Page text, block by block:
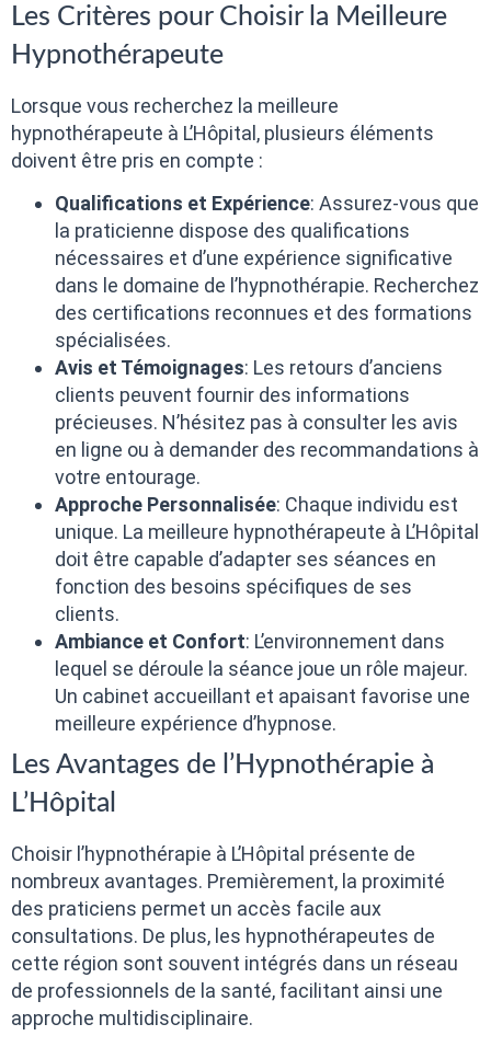
Les Critères pour Choisir la Meilleure
Hypnothérapeute
Lorsque vous recherchez la meilleure
hypnothérapeute à L’Hôpital, plusieurs éléments
doivent être pris en compte :
Qualifications et Expérience: Assurez-vous que
la praticienne dispose des qualifications
nécessaires et d’une expérience significative
dans le domaine de l’hypnothérapie. Recherchez
des certifications reconnues et des formations
spécialisées.
Avis et Témoignages: Les retours d’anciens
clients peuvent fournir des informations
précieuses. N’hésitez pas à consulter les avis
en ligne ou à demander des recommandations à
votre entourage.
Approche Personnalisée: Chaque individu est
unique. La meilleure hypnothérapeute à L’Hôpital
doit être capable d’adapter ses séances en
fonction des besoins spécifiques de ses
clients.
Ambiance et Confort: L’environnement dans
lequel se déroule la séance joue un rôle majeur.
Un cabinet accueillant et apaisant favorise une
meilleure expérience d’hypnose.
Les Avantages de l’Hypnothérapie à
L’Hôpital
Choisir l’hypnothérapie à L’Hôpital présente de
nombreux avantages. Premièrement, la proximité
des praticiens permet un accès facile aux
consultations. De plus, les hypnothérapeutes de
cette région sont souvent intégrés dans un réseau
de professionnels de la santé, facilitant ainsi une
approche multidisciplinaire.